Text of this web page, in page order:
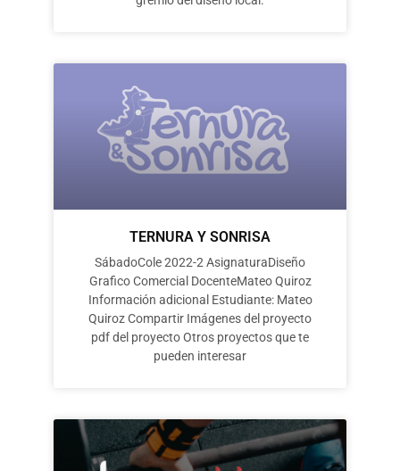
TERNURA Y SONRISA
SábadoCole 2022-2 AsignaturaDiseño
Grafico Comercial DocenteMateo Quiroz
Información adicional Estudiante: Mateo
Quiroz Compartir Imágenes del proyecto
pdf del proyecto Otros proyectos que te
pueden interesar